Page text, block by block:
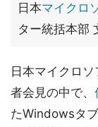
日本マイクロ
ター統括本部
日本マイクロ
者会見の中で、
たWindowsタ